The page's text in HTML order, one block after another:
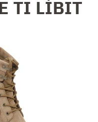
TI LÍBIT